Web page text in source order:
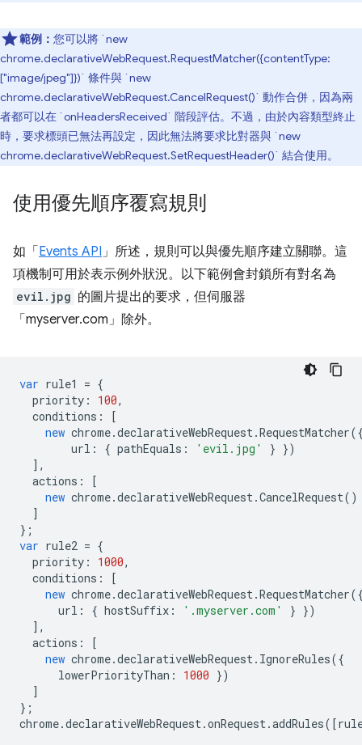
範例： 您可以將 `new
chrome.declarativeWebRequest.RequestMatcher({contentType:
["image/jpeg"]})` 條件與 `new
chrome.declarativeWebRequest.CancelRequest()` 動作合併，因為兩
者都可以在 `onHeadersReceived` 階段評估。不過，由於內容類型終止
時，要求標頭已無法再設定，因此無法將要求比對器與 `new
chrome.declarativeWebRequest.SetRequestHeader()` 結合使用。
使用優先順序覆寫規則
如「 Events API」所述，規則可以與優先順序建立關聯。這
項機制可用於表示例外狀況。以下範例會封鎖所有對名為
evil.jpg 的圖片提出的要求，但伺服器
「myserver.com」除外。
var rule1 = {
priority : 100,
conditions :
[
new chrome.declarativeWebRequest.RequestMatcher
url : { pathEquals : 'evil.jpg' } })
],
actions :
[
new chrome.declarativeWebRequest.CancelRequest()
]
};
var rule2 = {
priority : 1000,
conditions :
[
new chrome.declarativeWebRequest.RequestMatcher
url : { hostSuffix : '.myserver.com' } })
],
actions :
[
new chrome.declarativeWebRequest. IgnoreRules({
lowerPriorityThan : 1000 })
]
};
chrome.declarativeWebRequest.onRequest.addRules([